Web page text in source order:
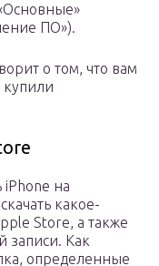
ПО»).
о том, что вам
iPhone на
какое-
Store, а также
записи. Как
определенные